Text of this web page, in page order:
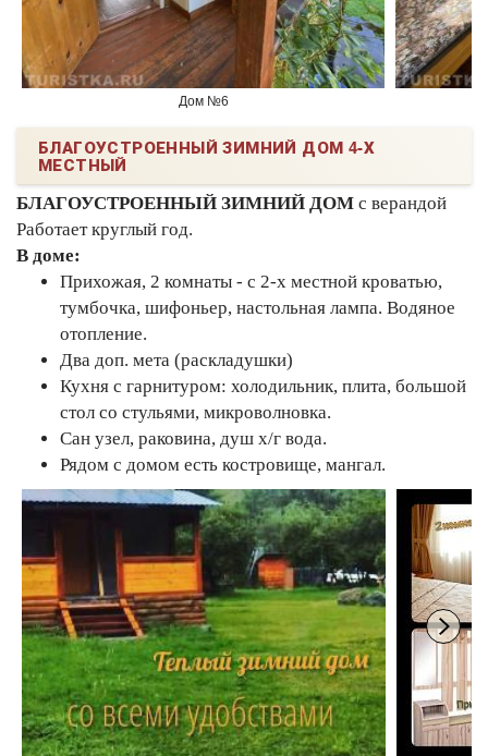
Дом №6
БЛАГОУСТРОЕННЫЙ ЗИМНИЙ ДОМ 4-Х
МЕСТНЫЙ
БЛАГОУСТРОЕННЫЙ ЗИМНИЙ ДОМ с верандой
Работает круглый год.
В доме:
Прихожая, 2 комнаты - с 2-х местной кроватью,
тумбочка, шифоньер, настольная лампа. Водяное
отопление.
Два доп. мета (раскладушки)
Кухня с гарнитуром: холодильник, плита, большой
стол со стульями, микроволновка.
Сан узел, раковина, душ х/г вода.
Рядом с домом есть костровище, мангал.